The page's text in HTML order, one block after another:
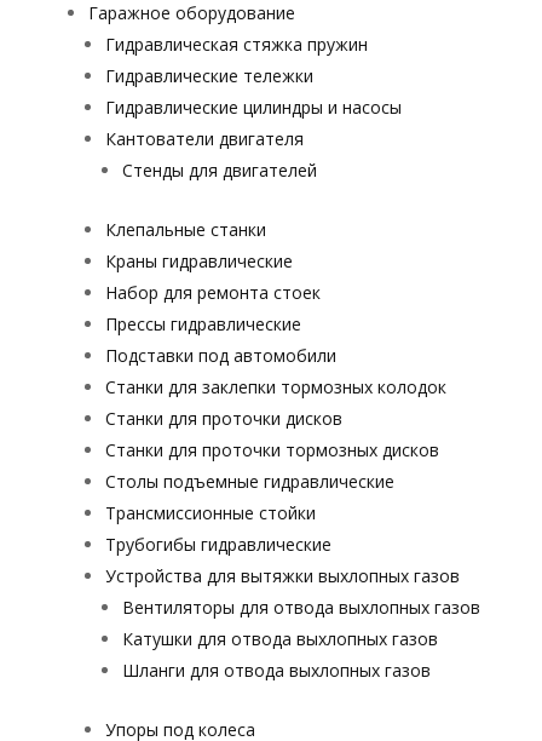
Гаражное оборудование
Гидравлическая стяжка пружин
Гидравлические тележки
Гидравлические цилиндры и насосы
Кантователи двигателя
Стенды для двигателей
Клепальные станки
Краны гидравлические
Набор для ремонта стоек
Прессы гидравлические
Подставки под автомобили
Станки для заклепки тормозных колодок
Станки для проточки дисков
Станки для проточки тормозных дисков
Столы подъемные гидравлические
Трансмиссионные стойки
Трубогибы гидравлические
Устройства для вытяжки выхлопных газов
Вентиляторы для отвода выхлопных газов
Катушки для отвода выхлопных газов
Шланги для отвода выхлопных газов
Упоры под колеса